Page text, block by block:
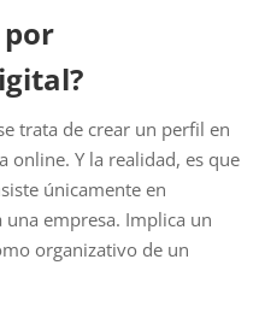
por
trata de crear un perfil en
online. Y la realidad, es que
únicamente en
empresa. Implica un
organizativo de un